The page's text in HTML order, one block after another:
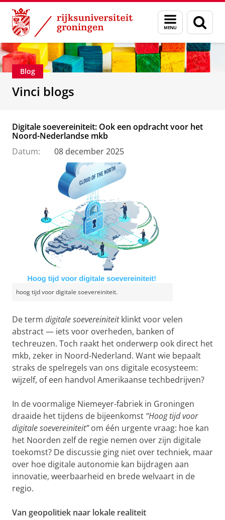
Skip
Content
Skip
Navigation
Menu
en
zoeken
Department of Innovation Management &
Blog
Vinci blogs
Digitale soevereiniteit: Ook een opdracht voor het
Noord-Nederlandse mkb
Datum:
08 december 2025
hoog tijd voor digitale soevereiniteit.
De term digitale soevereiniteitklinkt voor velen
abstract — iets voor overheden, banken of
techreuzen. Toch raakt het onderwerp ook direct het
mkb, zeker in Noord-Nederland. Want wie bepaalt
straks de spelregels van ons digitale ecosysteem:
wijzelf, of een handvol Amerikaanse techbedrijven?
In de voormalige Niemeyer-fabriek in Groningen
draaide het tijdens de bijeenkomst “Hoog tijd voor
digitale soevereiniteit”om één urgente vraag: hoe kan
het Noorden zelf de regie nemen over zijn digitale
toekomst? De discussie ging niet over techniek, maar
over hoe digitale autonomie kan bijdragen aan
innovatie, weerbaarheid en brede welvaart in de
regio.
Van geopolitiek naar lokale realiteit